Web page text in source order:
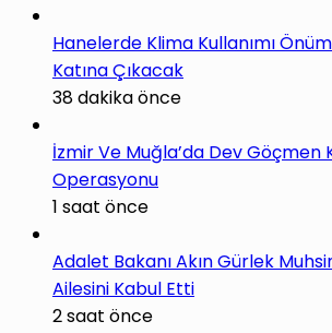
Hanelerde Klima Kullanımı
Katına Çıkacak
38 dakika önce
İzmir Ve Muğla’da Dev Göçmen
Operasyonu
1 saat önce
Adalet Bakanı Akın Gürlek
Ailesini Kabul Etti
2 saat önce